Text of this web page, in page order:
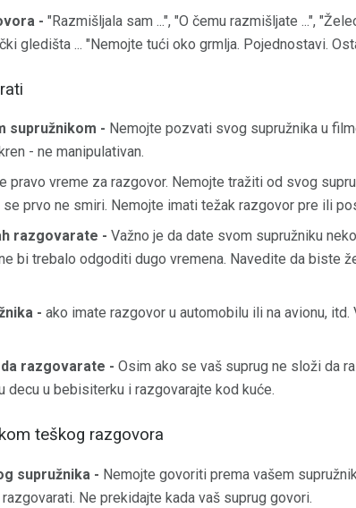
- "Razmišljala sam ...", "O čemu razmišljate ...",
gledišta ... "Nemojte tući oko grmlja. Pojednostavi.
supružnikom - Nemojte pozvati svog supružnika u
- ne manipulativan.
pravo vreme za razgovor. Nemojte tražiti od svog
se prvo ne smiri. Nemojte imati težak razgovor pre ili
razgovarate - Važno je da date svom supružniku
bi trebalo odgoditi dugo vremena. Navedite da biste
- ako imate razgovor u automobilu ili na avionu,
razgovarate - Osim ako se vaš suprug ne složi da
decu u bebisiterku i razgovarajte kod kuće.
teškog razgovora
supružnika - Nemojte govoriti prema vašem
Ne prekidajte kada vaš suprug govori.